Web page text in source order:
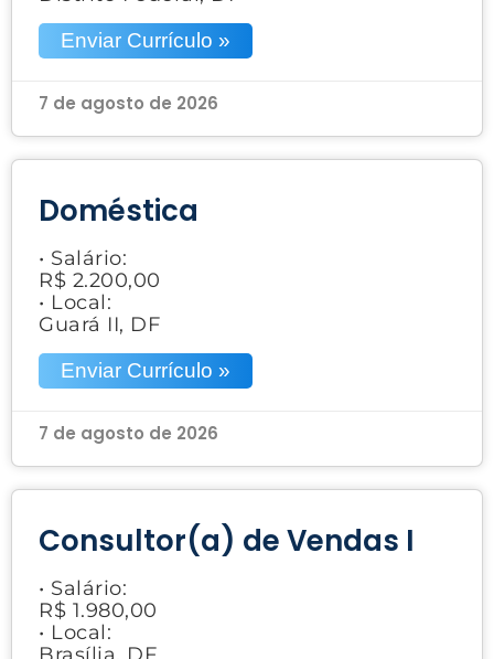
Enviar Currículo »
7 de agosto de 2026
Doméstica
• Salário:
R$ 2.200,00
• Local:
Guará II, DF
Enviar Currículo »
7 de agosto de 2026
Consultor(a) de Vendas I
• Salário:
R$ 1.980,00
• Local: